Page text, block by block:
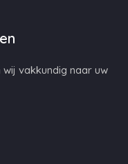
vakkundig naar uw